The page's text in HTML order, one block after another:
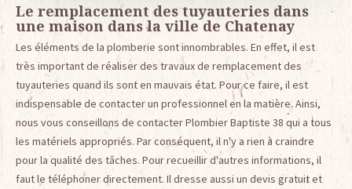
Le remplacement des tuyauteries dans
une maison dans la ville de Chatenay
Les éléments de la plomberie sont innombrables. En effet, il est
très important de réaliser des travaux de remplacement des
tuyauteries quand ils sont en mauvais état. Pour ce faire, il est
indispensable de contacter un professionnel en la matière. Ainsi,
nous vous conseillons de contacter Plombier Baptiste 38 qui a tous
les matériels appropriés. Par conséquent, il n'y a rien à craindre
pour la qualité des tâches. Pour recueillir d'autres informations, il
faut le téléphoner directement. Il dresse aussi un devis gratuit et